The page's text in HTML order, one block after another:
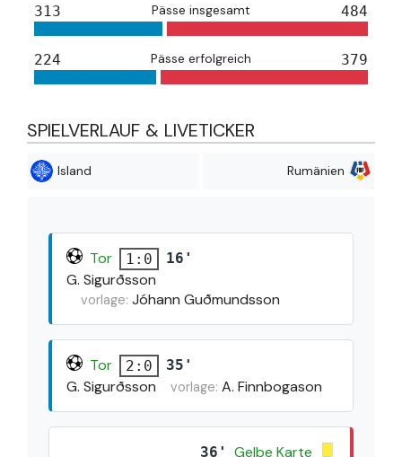
313 Pässe insgesamt 484
224 Pässe erfolgreich 379
SPIELVERLAUF & LIVETICKER
Island Rumänien
Tor 1:0 16'
G. Sigurðsson
vorlage: Jóhann Guðmundsson
Tor 2:0 35'
G. Sigurðsson vorlage: A. Finnbogason
36'
Gelbe Karte